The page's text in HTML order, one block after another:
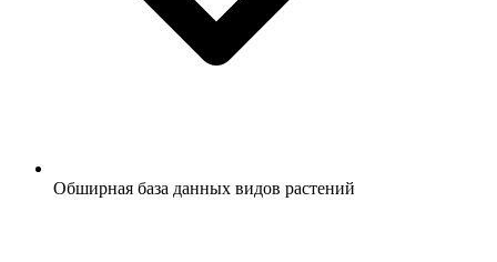
Обширная база данных видов растений